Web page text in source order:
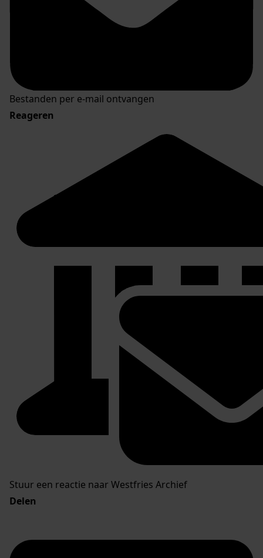
Bestanden per e-mail ontvangen
Reageren
Stuur een reactie naar Westfries Archief
Delen